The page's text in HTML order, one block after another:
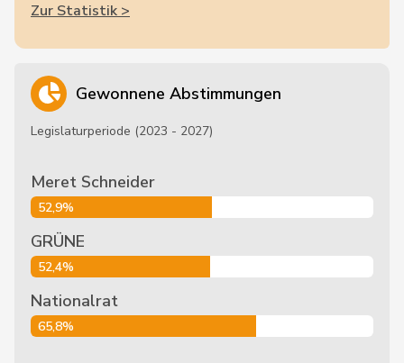
Zur Statistik >
Gewonnene Abstimmungen
Legislaturperiode (2023 - 2027)
Meret Schneider
52,9%
GRÜNE
52,4%
Nationalrat
65,8%